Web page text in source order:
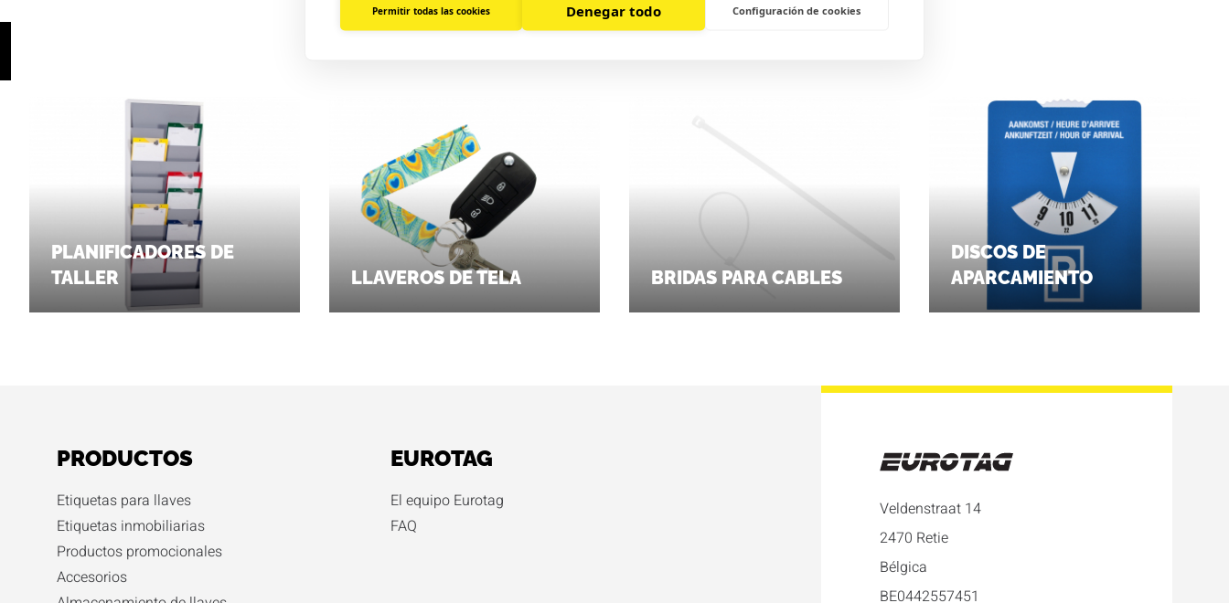
Permitir todas las cookies Denegar todo Configuración de cookies
¿TAMBIÉN INTERESANTE PARA TI?
PLANIFICADORES DE
TALLER
LLAVEROS DE TELA BRIDAS PARA CABLES
DISCOS DE
APARCAMIENTO
PRODUCTOS
Etiquetas para llaves
Etiquetas inmobiliarias
Productos promocionales
Accesorios
EUROTAG
El equipo Eurotag
FAQ
Veldenstraat 14
2470 Retie
Bélgica
BE0442557451